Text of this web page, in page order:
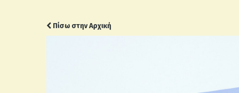
Πίσω στην Αρχική